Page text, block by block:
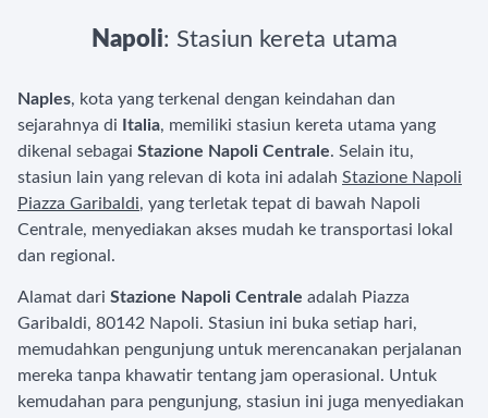
Napoli: Stasiun kereta utama
Naples, kota yang terkenal dengan keindahan dan
sejarahnya di
Italia, memiliki stasiun kereta utama yang
dikenal sebagai Stazione Napoli Centrale. Selain itu,
stasiun lain yang relevan di kota ini adalah Stazione Napoli
Piazza Garibaldi, yang terletak tepat di bawah Napoli
Centrale, menyediakan akses mudah ke transportasi lokal
dan regional.
Alamat dari Stazione Napoli Centrale adalah Piazza
Garibaldi, 80142 Napoli. Stasiun ini buka setiap hari,
memudahkan pengunjung untuk merencanakan perjalanan
mereka tanpa khawatir tentang jam operasional. Untuk
kemudahan para pengunjung, stasiun ini juga menyediakan